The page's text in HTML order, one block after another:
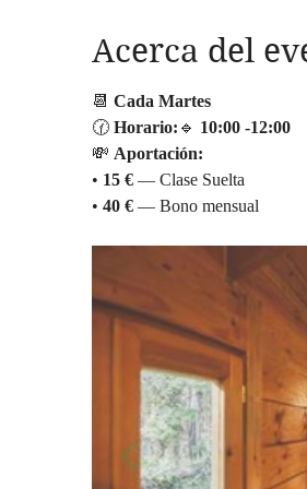
Acerca del
📆 Cada Martes
🕜 Horario: 🔹 10:00 -12:00
💸 Aportación:
• 15 € — Clase Suelta
• 40 € — Bono mensual